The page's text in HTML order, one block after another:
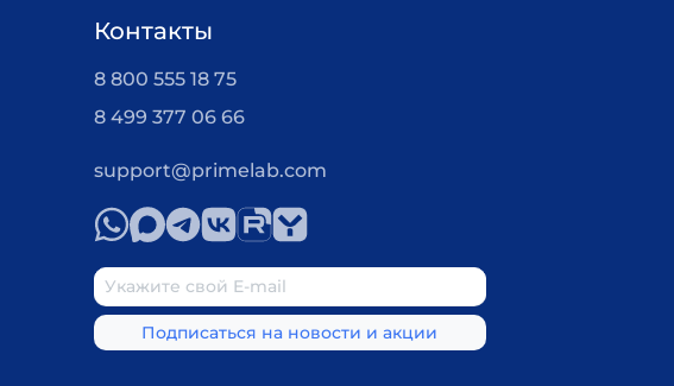
Контакты
8 800 555 18 75
8 499 377 06 66
support@primelab.com